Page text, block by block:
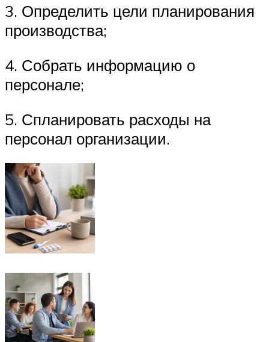
3. Определить цели планирования
производства;
4. Собрать информацию о
персонале;
5. Спланировать расходы на
персонал организации.